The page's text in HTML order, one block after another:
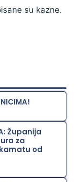
su kazne.
Županija
za
od